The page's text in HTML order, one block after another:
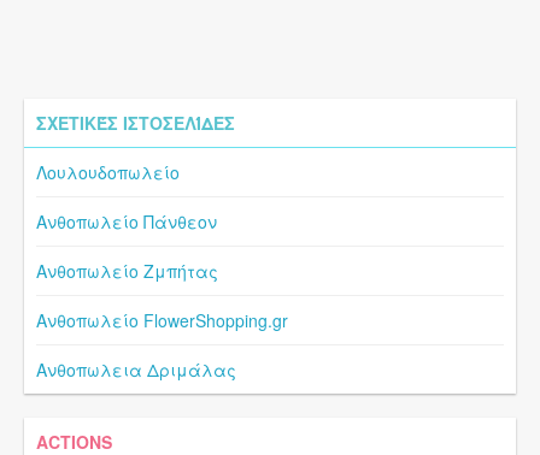
ΣΧΕΤΙΚΈΣ ΙΣΤΟΣΕΛΊΔΕΣ
Λουλουδοπωλείο
Ανθοπωλείο Πάνθεον
Ανθοπωλείο Ζμπήτας
Ανθοπωλείο FlowerShopping.gr
Ανθοπωλεια Δριμάλας
ACTIONS